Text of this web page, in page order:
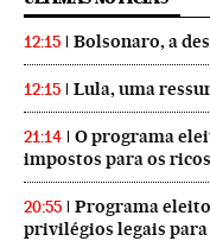
12:15 Bolsonaro, a
12:15 Lula, uma
21:14
O programa
impostos para os
20:55
Programa
privilégios legais para